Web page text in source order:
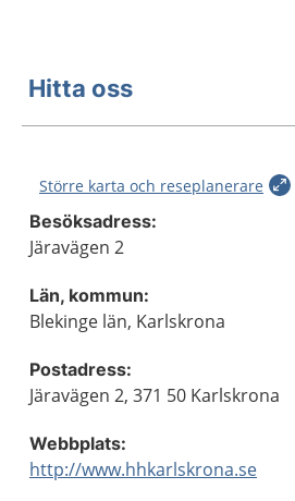
Hitta oss
Större karta och reseplanerare
Besöksadress:
Järavägen 2
Län, kommun:
Blekinge län, Karlskrona
Postadress:
Järavägen 2, 371 50 Karlskrona
Webbplats:
http://www.hhkarlskrona.se